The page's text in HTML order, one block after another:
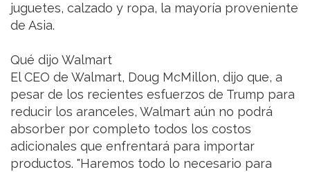
juguetes, calzado y ropa, la mayoría proveniente
de Asia.
Qué dijo Walmart
El CEO de Walmart, Doug McMillon, dijo que, a
pesar de los recientes esfuerzos de Trump para
reducir los aranceles, Walmart aún no podrá
absorber por completo todos los costos
adicionales que enfrentará para importar
productos. "Haremos todo lo necesario para